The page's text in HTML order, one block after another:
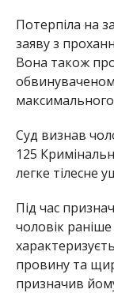
Потерпіла на
заяву з
Вона також
Суд визнав
125
легке тілесне
Під час
чоловік
провину та
призначив